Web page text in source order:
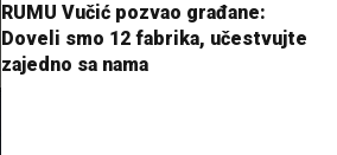
RUMU Vučić pozvao građane:
Doveli smo 12 fabrika, učestvujte
zajedno sa nama